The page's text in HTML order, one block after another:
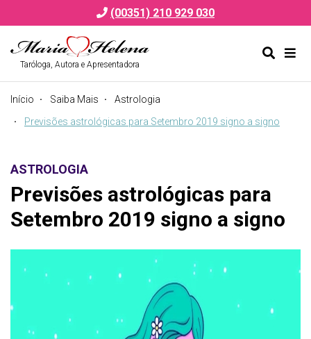
(00351) 210 929 030
Taróloga, Autora e Apresentadora
Início Saiba Mais
Astrologia
Previsões astrológicas para Setembro 2019 signo a signo
ASTROLOGIA
Previsões astrológicas para
Setembro 2019 signo a signo